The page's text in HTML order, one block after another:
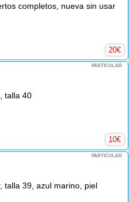
completos, nueva sin usar
20€
PARTICULAR
talla 40
10€
PARTICULAR
talla 39, azul marino, piel